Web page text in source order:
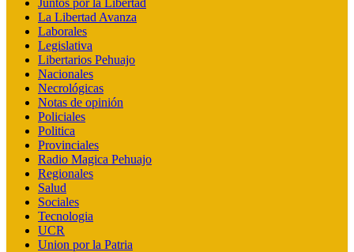
Juntos por la Libertad
La Libertad Avanza
Laborales
Legislativa
Libertarios Pehuajo
Nacionales
Necrológicas
Notas de opinión
Policiales
Politica
Provinciales
Radio Magica Pehuajo
Regionales
Salud
Sociales
Tecnologia
UCR
Union por la Patria